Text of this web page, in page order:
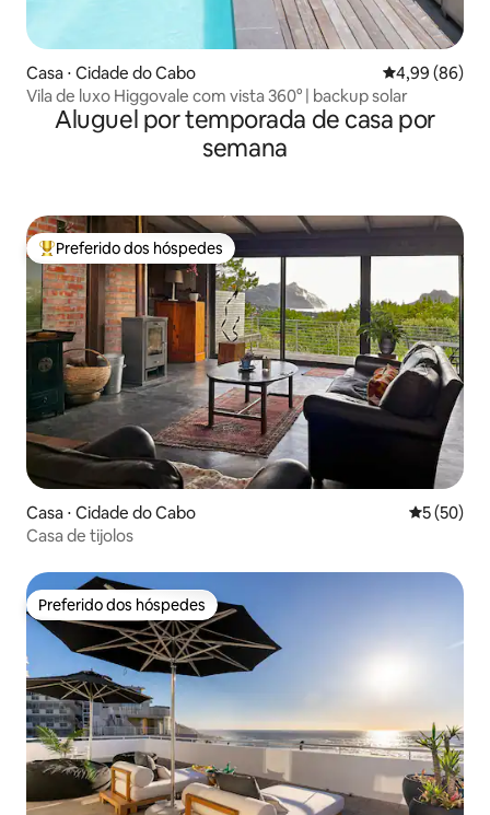
Casa ⋅ Cidade do Cabo 4,99 de uma
4,99 (86)
Vila de luxo Higgovale com vista 360° | backup solar
Aluguel por temporada de casa por
semana
Entre os melhores preferidos dos hóspedes
Preferido dos hóspedes
Casa ⋅ Cidade do Cabo 5 de uma
5 (50)
Casa de tijolos
Preferido dos hóspedes
Preferido dos hóspedes